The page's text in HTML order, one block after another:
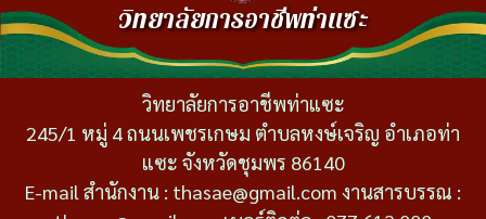
วิทยาลัยการอาชีพท่าแซะ
วิทยาลัยการอาชีพท่าแซะ
245/1 หมู่ 4 ถนนเพชรเกษม ตำบลหงษ์เจริญ อำเภอท่า
แซะ จังหวัดชุมพร 86140
E-mail สำนักงาน : thasae@gmail.com งานสารบรรณ :